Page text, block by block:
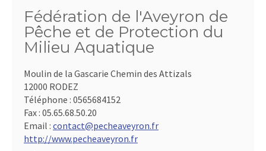
Fédération de l'Aveyron de
Pêche et de Protection du
Milieu Aquatique
Moulin de la Gascarie Chemin des Attizals
12000 RODEZ
Téléphone : 0565684152
Fax : 05.65.68.50.20
Email : contact@pecheaveyron.fr
http://www.pecheaveyron.fr